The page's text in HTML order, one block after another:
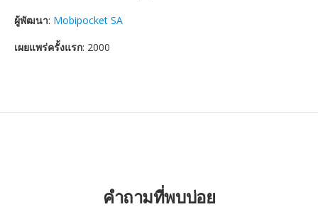
ผู้พัฒนา: Mobipocket SA
เผยแพร่ครั้งแรก: 2000
คำถามที่พบบ่อย